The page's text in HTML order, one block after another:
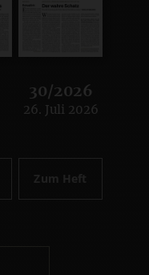
30/2026
:
26. Juli 2026
Zum Heft